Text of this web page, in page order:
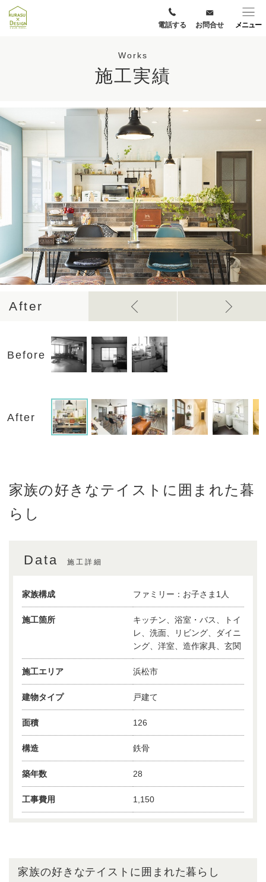
メニュー
電話する お問合せ
Works
施工実績
After
Before
After
家族の好きなテイストに囲まれた暮
らし
Data 施工詳細
家族構成 ファミリー：お子さま1人
施工箇所
キッチン、浴室・バス、トイ
レ、洗面、リビング、ダイニ
ング、洋室、造作家具、玄関
施工エリア 浜松市
建物タイプ 戸建て
面積 126
構造 鉄骨
築年数 28
工事費用 1,150
家族の好きなテイストに囲まれた暮らし